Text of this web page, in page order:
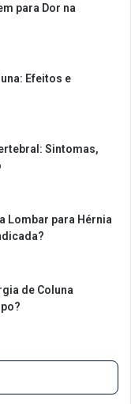
para Dor na
Efeitos e
Sintomas,
Lombar para Hérnia
de Coluna